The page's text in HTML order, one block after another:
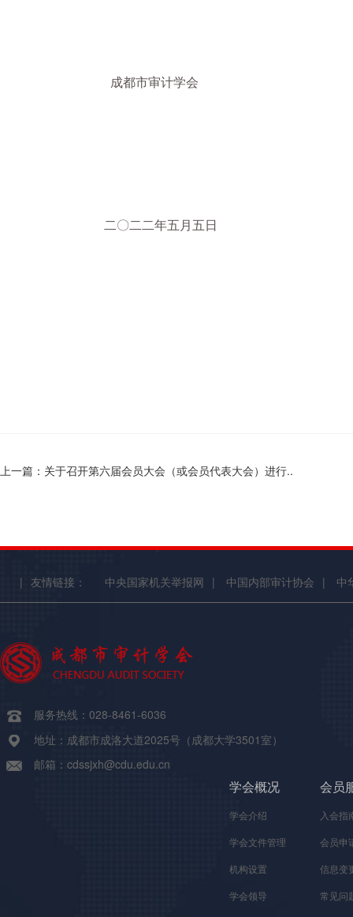
成都市审计学会
二〇二二年五月五日
上一篇：关于召开第六届会员大会（或会员代表大会）进行..
| 友情链接： 中央国家机关举报网 | 中国内部审计协会 | 中
服务热线：028-8461-6036
地址：成都市成洛大道2025号（成都大学3501室）
邮箱：cdssjxh@cdu.edu.cn
学会概况
学会介绍
学会文件管理
机构设置
学会领导
会员
入会指
会员申
信息变
常见问